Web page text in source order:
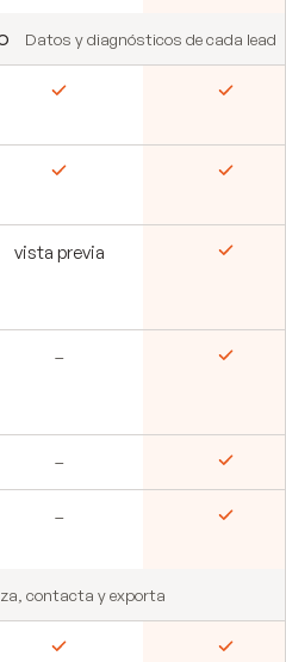
Datos y diagnósticos de cada lead
vista previa
–No incluido
–No incluido
–No incluido
contacta y exporta